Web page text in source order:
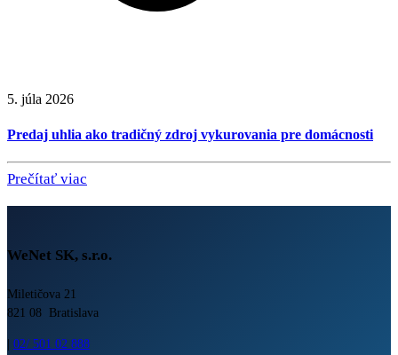
5. júla 2026
Predaj uhlia ako tradičný zdroj vykurovania pre domácnosti
Prečítať viac
WeNet SK, s.r.o.
Miletičova 21
821 08 Bratislava
02/ 501 02 888